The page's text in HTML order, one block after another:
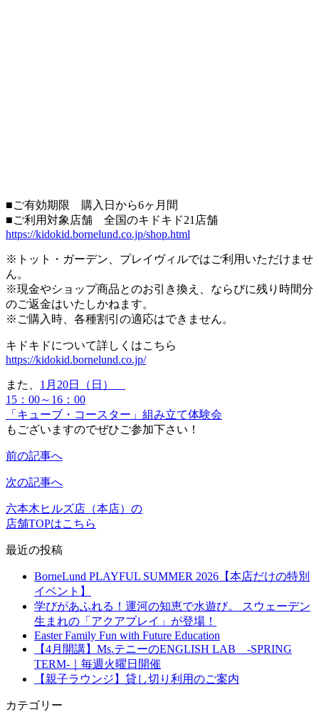
■ご有効期限 購入日から6ヶ月間
■ご利用対象店舗 全国のキドキド21店舗
https://kidokid.bornelund.co.jp/shop.html
※トット・ガーデン、プレイヴィルではご利用いただけませ
ん。
※現金やショップ商品とのお引き換え、ならびに残り時間分
のご返金はいたしかねます。
※ご購入時、各種割引の適応はできません。
キドキドについて詳しくはこちら
https://kidokid.bornelund.co.jp/
また、 1月20日（日）
15：00～16：00
「キューブ・コースター」組み立て体験会
もございますのでぜひご参加下さい！
前の記事へ
次の記事へ
六本木ヒルズ店（本店）の
店舗TOPはこちら
最近の投稿
BorneLund PLAYFUL SUMMER 2026【本店だけの特別
イベント】
学びがあふれる！運河の知恵で水遊び。 スウェーデン
生まれの「アクアプレイ」が登場！
Easter Family Fun with Future Education
【4月開講】Ms.テニーのENGLISH LAB -SPRING
TERM-｜毎週火曜日開催
【親子ラウンジ】貸し切り利用のご案内
カテゴリー